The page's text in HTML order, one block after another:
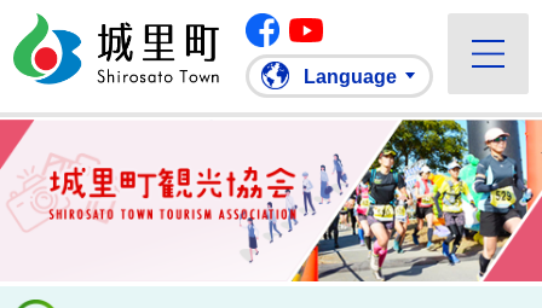
城里町ホームページ
Facebook
Language